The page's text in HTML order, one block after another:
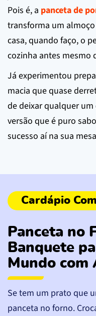
Pois é, a panceta de
transforma um
casa, quando faço, o
cozinha antes mesmo
Já experimentou
macia que quase
de deixar qualquer um
versão que é puro
sucesso aí na sua
Panceta no
Banquete
Mundo com
Se tem um prato que
panceta no forno.